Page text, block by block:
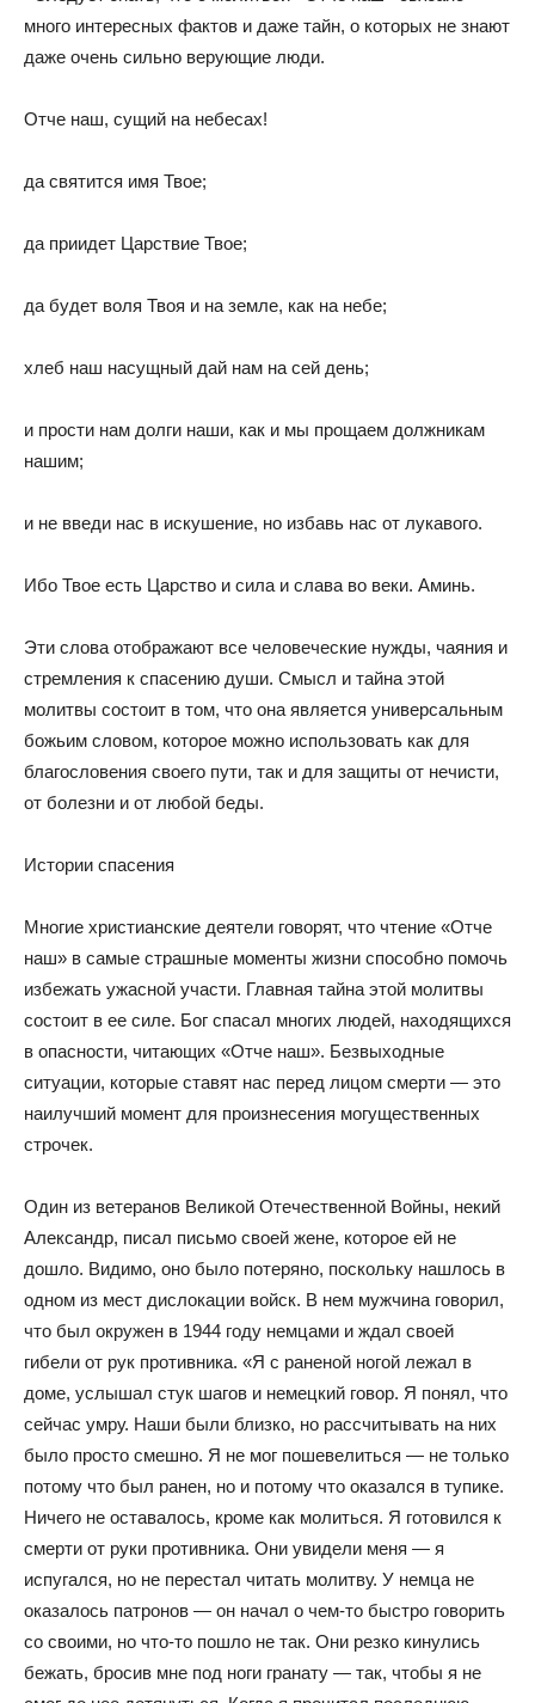
много интересных фактов и даже тайн, о которых не знают
даже очень сильно верующие люди.
Отче наш, сущий на небесах!
да святится имя Твое;
да приидет Царствие Твое;
да будет воля Твоя и на земле, как на небе;
хлеб наш насущный дай нам на сей день;
и прости нам долги наши, как и мы прощаем должникам
нашим;
и не введи нас в искушение, но избавь нас от лукавого.
Ибо Твое есть Царство и сила и слава во веки. Аминь.
Эти слова отображают все человеческие нужды, чаяния и
стремления к спасению души. Смысл и тайна этой
молитвы состоит в том, что она является универсальным
божьим словом, которое можно использовать как для
благословения своего пути, так и для защиты от нечисти,
от болезни и от любой беды.
Истории спасения
Многие христианские деятели говорят, что чтение «Отче
наш» в самые страшные моменты жизни способно помочь
избежать ужасной участи. Главная тайна этой молитвы
состоит в ее силе. Бог спасал многих людей, находящихся
в опасности, читающих «Отче наш». Безвыходные
ситуации, которые ставят нас перед лицом смерти — это
наилучший момент для произнесения могущественных
строчек.
Один из ветеранов Великой Отечественной Войны, некий
Александр, писал письмо своей жене, которое ей не
дошло. Видимо, оно было потеряно, поскольку нашлось в
одном из мест дислокации войск. В нем мужчина говорил,
что был окружен в 1944 году немцами и ждал своей
гибели от рук противника. «Я с раненой ногой лежал в
доме, услышал стук шагов и немецкий говор. Я понял, что
сейчас умру. Наши были близко, но рассчитывать на них
было просто смешно. Я не мог пошевелиться — не только
потому что был ранен, но и потому что оказался в тупике.
Ничего не оставалось, кроме как молиться. Я готовился к
смерти от руки противника. Они увидели меня — я
испугался, но не перестал читать молитву. У немца не
оказалось патронов — он начал о чем-то быстро говорить
со своими, но что-то пошло не так. Они резко кинулись
бежать, бросив мне под ноги гранату — так, чтобы я не